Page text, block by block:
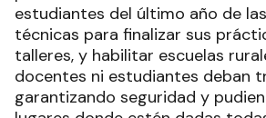
estudiantes del último año de
técnicas para finalizar sus
talleres, y habilitar escuelas
docentes ni estudiantes deban
garantizando seguridad y